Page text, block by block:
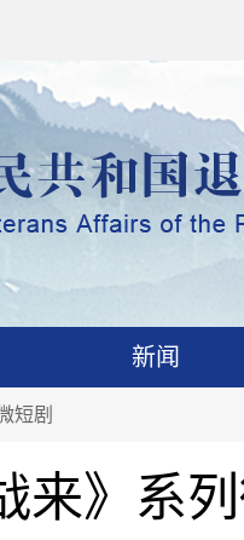
新闻
短剧
来》系